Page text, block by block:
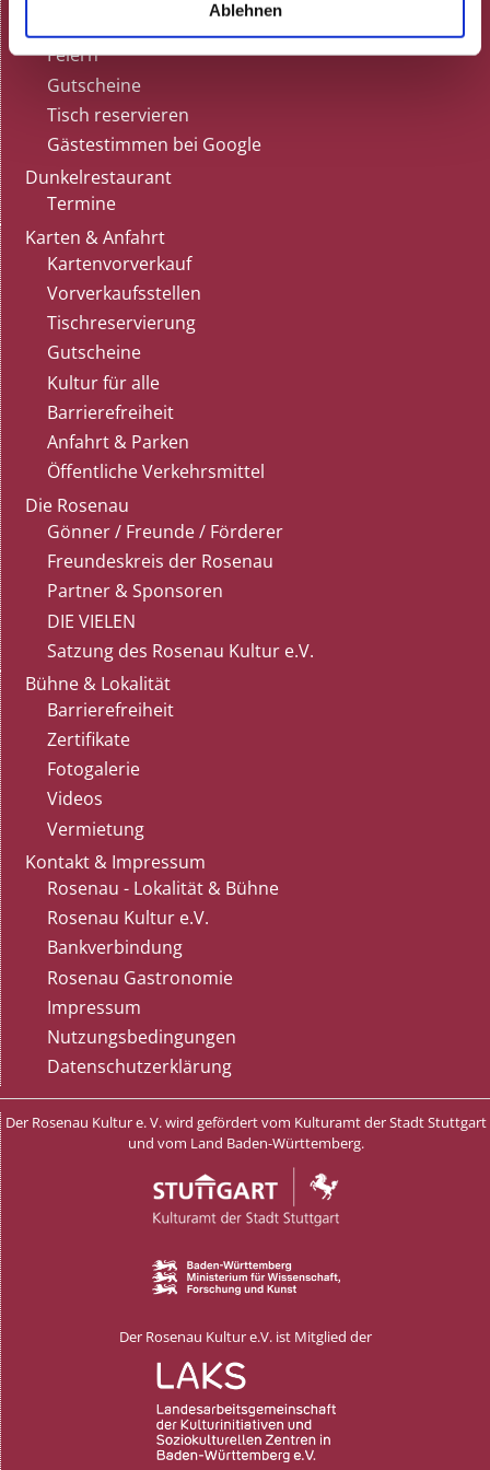
Ablehnen
Feiern
Gutscheine
Tisch reservieren
Gästestimmen bei Google
Dunkelrestaurant
Termine
Karten & Anfahrt
Kartenvorverkauf
Vorverkaufsstellen
Tischreservierung
Gutscheine
Kultur für alle
Barrierefreiheit
Anfahrt & Parken
Öffentliche Verkehrsmittel
Die Rosenau
Gönner / Freunde / Förderer
Freundeskreis der Rosenau
Partner & Sponsoren
DIE VIELEN
Satzung des Rosenau Kultur e.V.
Bühne & Lokalität
Barrierefreiheit
Zertifikate
Fotogalerie
Videos
Vermietung
Kontakt & Impressum
Rosenau - Lokalität & Bühne
Rosenau Kultur e.V.
Bankverbindung
Rosenau Gastronomie
Impressum
Nutzungsbedingungen
Datenschutzerklärung
Der Rosenau Kultur e. V. wird gefördert vom Kulturamt der Stadt Stuttgart
und vom Land Baden-Württemberg.
Der Rosenau Kultur e.V. ist Mitglied der